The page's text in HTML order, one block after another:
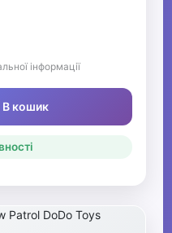
інформації
В кошик